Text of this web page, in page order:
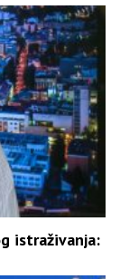
istraživanja: